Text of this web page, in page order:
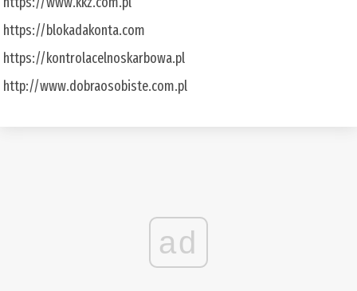
https://blokadakonta.com
https://kontrolacelnoskarbowa.pl
http://www.dobraosobiste.com.pl
ad